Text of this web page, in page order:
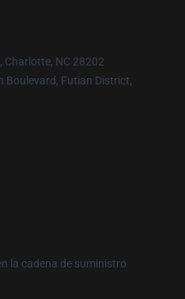
Charlotte, NC 28202
Boulevard, Futian District,
la cadena de suministro